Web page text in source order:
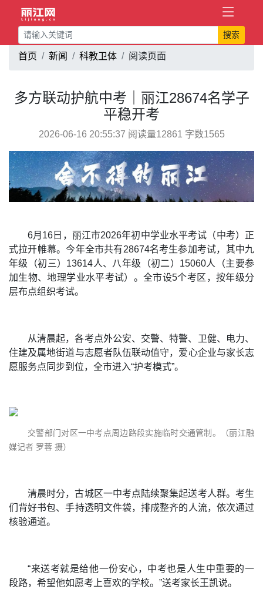
搜索
首页 新闻 科教卫体 阅读页面
多方联动护航中考｜丽江28674名学子
平稳开考
2026-06-16 20:55:37 阅读量12861 字数1565
6月16日，丽江市2026年初中学业水平考试（中考）正
式拉开帷幕。今年全市共有28674名考生参加考试，其中九
年级（初三）13614人、八年级（初二）15060人（主要参
加生物、地理学业水平考试）。全市设5个考区，按年级分
层布点组织考试。
从清晨起，各考点外公安、交警、特警、卫健、电力、
住建及属地街道与志愿者队伍联动值守，爱心企业与家长志
愿服务点同步到位，全市进入“护考模式”。
交警部门对区一中考点周边路段实施临时交通管制。（丽江融
媒记者 罗蓉 摄）
清晨时分，古城区一中考点陆续聚集起送考人群。考生
们背好书包、手持透明文件袋，排成整齐的人流，依次通过
核验通道。
“来送考就是给他一份安心，中考也是人生中重要的一
段路，希望他如愿考上喜欢的学校。”送考家长王凯说。